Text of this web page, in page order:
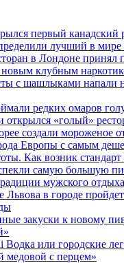
первый канадский
лучший в мире
в Лондоне принял
новым клубным
с шашлыками напали
редких омаров
открылся «голый»
создали мороженое
Европы с самым
Как возник
самую большую
мужского отдыха
Львова в городе
закуски к новому
Водка или городские
медовой с перцем»